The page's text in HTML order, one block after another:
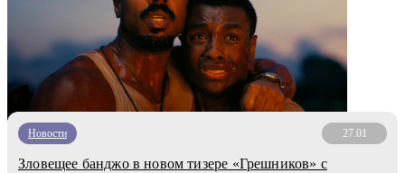
Новости 27.01
Зловещее банджо в новом тизере «Грешников» с